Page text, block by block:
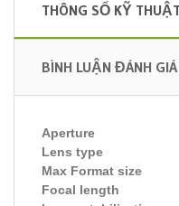
THÔNG SỐ KỸ THUẬT
BÌNH LUẬN ĐÁNH GIÁ
Lens type
Max Format size
Focal length
Aperture